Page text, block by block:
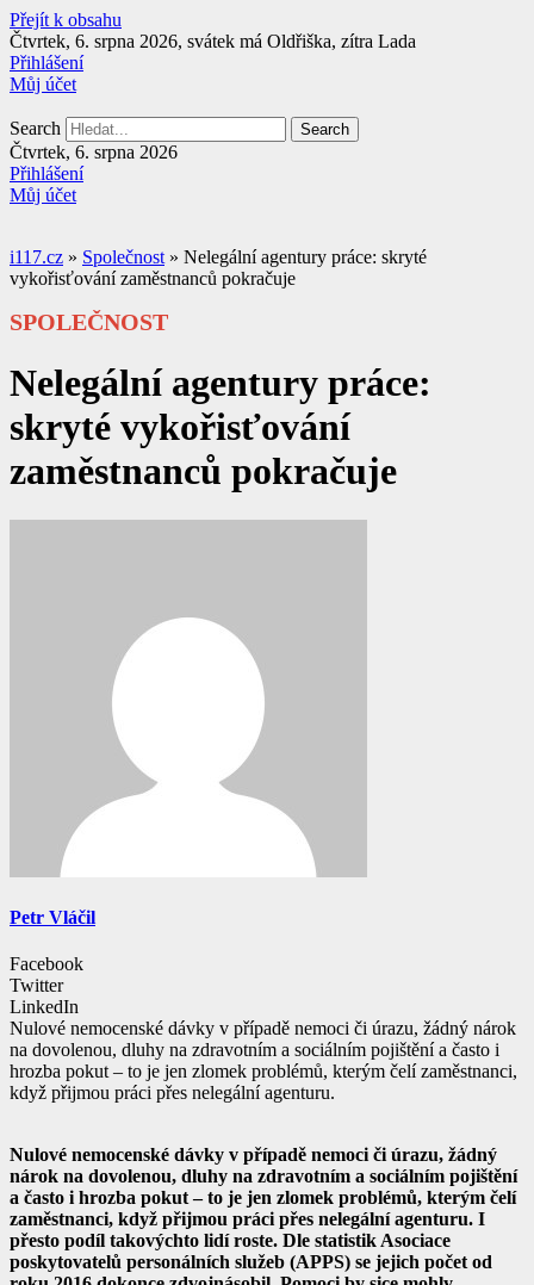
Přejít k obsahu
Čtvrtek, 6. srpna 2026, svátek má Oldřiška, zítra Lada
Přihlášení
Můj účet
Search Search
Čtvrtek, 6. srpna 2026
Přihlášení
Můj účet
i117.cz » Společnost » Nelegální agentury práce: skryté
vykořisťování zaměstnanců pokračuje
SPOLEČNOST
Nelegální agentury práce:
skryté vykořisťování
zaměstnanců pokračuje
Petr Vláčil
Facebook
Twitter
LinkedIn
Nulové nemocenské dávky v případě nemoci či úrazu, žádný nárok
na dovolenou, dluhy na zdravotním a sociálním pojištění a často i
hrozba pokut – to je jen zlomek problémů, kterým čelí zaměstnanci,
když přijmou práci přes nelegální agenturu.
Nulové nemocenské dávky v případě nemoci či úrazu, žádný
nárok na dovolenou, dluhy na zdravotním a sociálním pojištění
a často i hrozba pokut – to je jen zlomek problémů, kterým čelí
zaměstnanci, když přijmou práci přes nelegální agenturu. I
přesto podíl takovýchto lidí roste. Dle statistik Asociace
poskytovatelů personálních služeb (APPS) se jejich počet od